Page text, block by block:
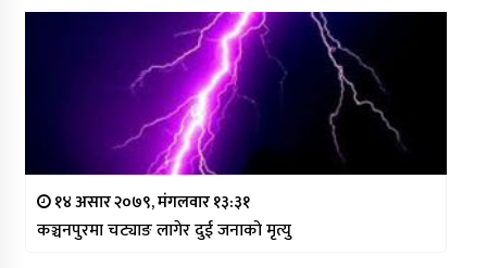
१४ असार २०७९, मंगलवार १३:३१
कञ्चनपुरमा चट्याङ लागेर दुई जनाको मृत्यु